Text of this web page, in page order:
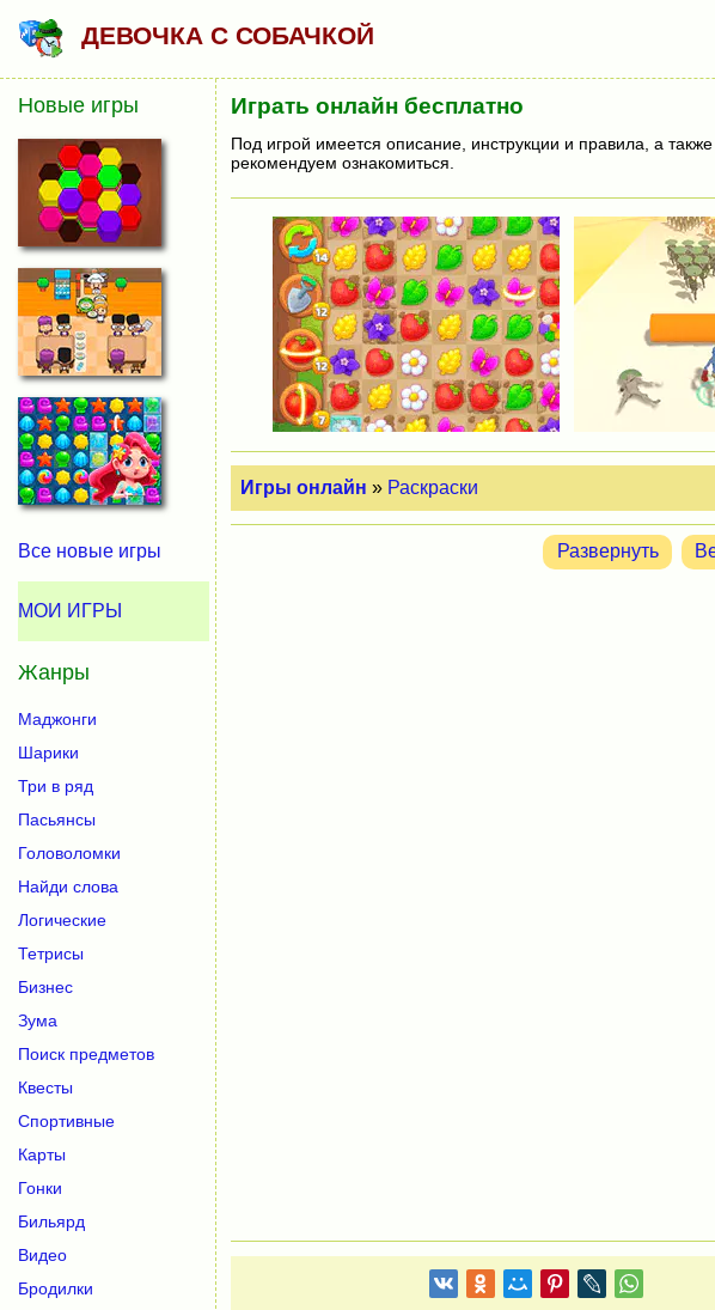
ДЕВОЧКА С СОБАЧКОЙ
Играть онлайн бесплатно
Под игрой имеется описание, инструкции и правила, а
рекомендуем ознакомиться.
Игры онлайн » Раскраски
Развернуть
Новые игры
Все новые игры
МОИ ИГРЫ
Жанры
Маджонги
Шарики
Три в ряд
Пасьянсы
Головоломки
Найди слова
Логические
Тетрисы
Бизнес
Зума
Поиск предметов
Квесты
Спортивные
Карты
Гонки
Бильярд
Видео
Бродилки